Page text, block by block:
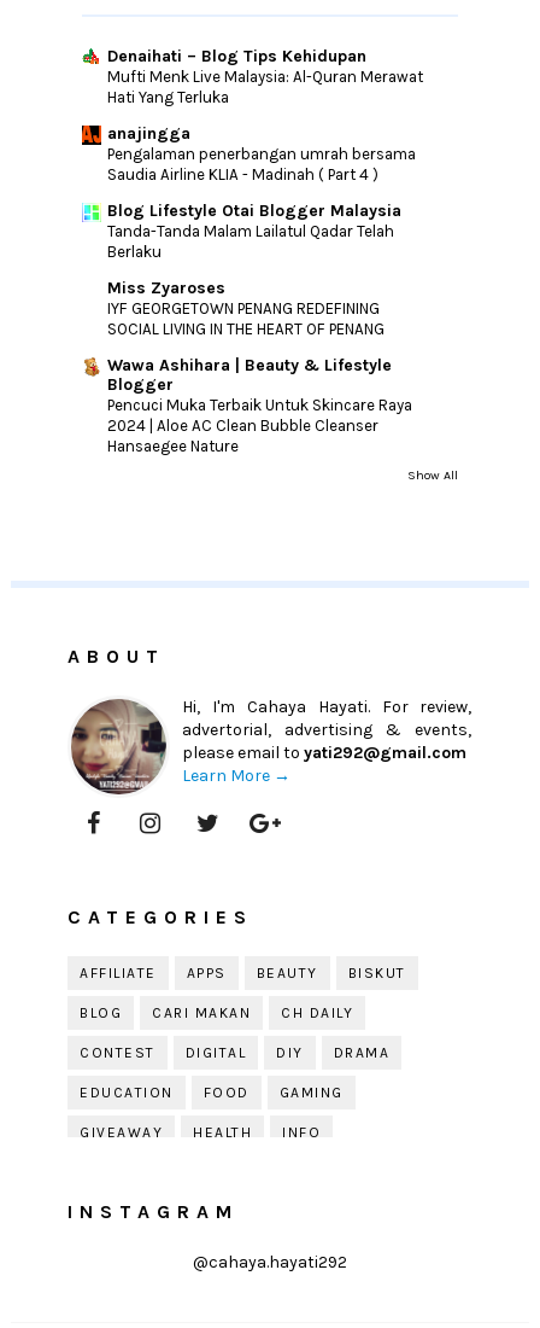
Denaihati – Blog Tips Kehidupan
Mufti Menk Live Malaysia: Al-Quran Merawat
Hati Yang Terluka
anajingga
Pengalaman penerbangan umrah bersama
Saudia Airline KLIA - Madinah ( Part 4 )
Blog Lifestyle Otai Blogger Malaysia
Tanda-Tanda Malam Lailatul Qadar Telah
Berlaku
Miss Zyaroses
IYF GEORGETOWN PENANG REDEFINING
SOCIAL LIVING IN THE HEART OF PENANG
Wawa Ashihara | Beauty & Lifestyle
Blogger
Pencuci Muka Terbaik Untuk Skincare Raya
2024 | Aloe AC Clean Bubble Cleanser
Hansaegee Nature
Show All
ABOUT
Hi, I'm Cahaya Hayati. For review,
advertorial, advertising & events,
please email toyati292@gmail.com
Learn More →
CATEGORIES
AFFILIATE APPS BEAUTY BISKUT
BLOG CARI MAKAN CH DAILY
CONTEST DIGITAL DIY DRAMA
EDUCATION FOOD GAMING
GIVEAWAY HEALTH INFO
KISAH KEHIDUPAN
INSTAGRAM
@cahaya.hayati292